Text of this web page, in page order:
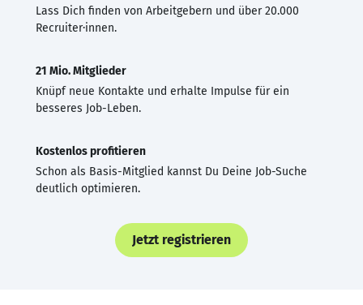
Lass Dich finden von Arbeitgebern und über 20.000
Recruiter·innen.
21 Mio. Mitglieder
Knüpf neue Kontakte und erhalte Impulse für ein
besseres Job-Leben.
Kostenlos profitieren
Schon als Basis-Mitglied kannst Du Deine Job-Suche
deutlich optimieren.
Jetzt registrieren